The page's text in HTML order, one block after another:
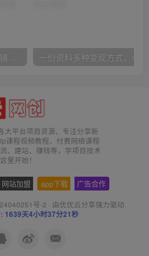
大平台项目资源、专注分享新
课程视频教程、付费网络课程
、建站、赚钱等，学项目技术
里开始！
网站加盟 app下载 广告合作
号-2 · 由优优云分享强力驱动.
1639天4小时37分21秒